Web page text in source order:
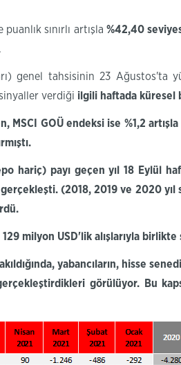
puanlık sınırlı artışla%42,40
genel tahsisinin 23 Ağustos'ta
verdiği ilgili haftada küresel
GOÜ endeksi ise %1,2
hariç) payı geçen yıl 18 Eylül
(2018, 2019 ve 2020 yıl
milyon USD'lik alışlarıyla
, yabancıların, hisse
görülüyor. Bu